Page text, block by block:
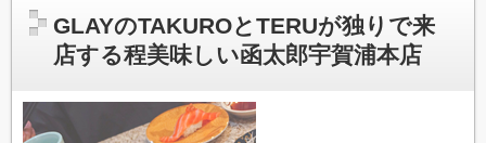
GLAYのTAKUROとTERUが独りで来
店する程美味しい函太郎宇賀浦本店